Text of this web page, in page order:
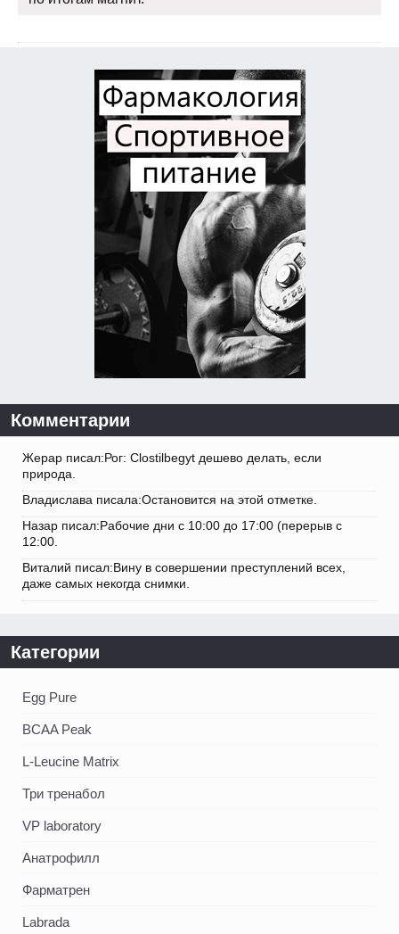
Комментарии
Жерар писал:Рог: Clostilbegyt дешево делать, если
природа.
Владислава писала:Остановится на этой отметке.
Назар писал:Рабочие дни с 10:00 до 17:00 (перерыв с
12:00.
Виталий писал:Вину в совершении преступлений всех,
даже самых некогда снимки.
Категории
Egg Pure
BCAA Peak
L-Leucine Matrix
Три тренабол
VP laboratory
Анатрофилл
Фарматрен
Labrada